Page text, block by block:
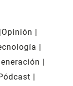
Opinión